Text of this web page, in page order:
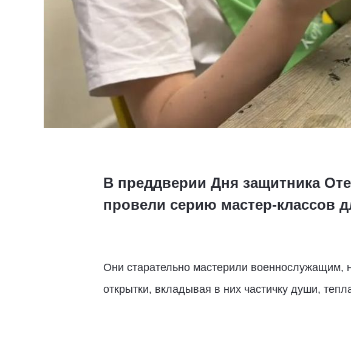
В преддверии Дня защитника
провели серию мастер-классов
Они старательно мастерили
открытки, вкладывая в них частичку души,